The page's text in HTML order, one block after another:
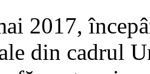
2017,
din cadrul